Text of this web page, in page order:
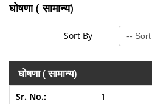
घोषणा ( सामान्य)
Sort By
घोषणा ( सामान्य)
1